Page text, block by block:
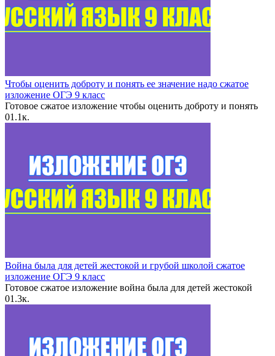
Чтобы оценить доброту и понять ее значение надо сжатое
изложение ОГЭ 9 класс
Готовое сжатое изложение чтобы оценить доброту и понять
01.1к.
Война была для детей же­сто­кой и гру­бой школой сжатое
изложение ОГЭ 9 класс
Готовое сжатое изложение война была для детей же­сто­кой
01.3к.